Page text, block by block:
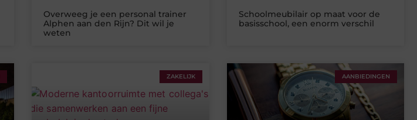
Overweeg je een personal trainer
Alphen aan den Rijn? Dit wil je
weten
Schoolmeubilair op maat voor de
basisschool, een enorm verschil
ZAKELIJK AANBIEDINGEN